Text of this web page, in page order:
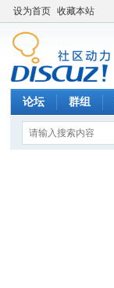
设为首页 收藏本站
论坛 群组